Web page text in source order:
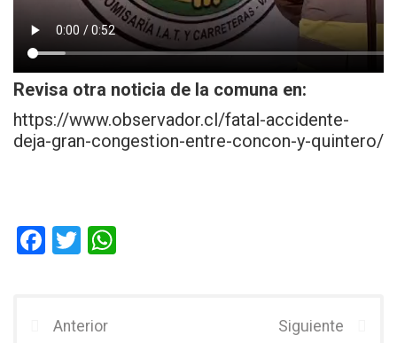
Revisa otra noticia de la comuna en:
https://www.observador.cl/fatal-accidente-
deja-gran-congestion-entre-concon-y-quintero/
F
b
T
er
Anterior Siguiente